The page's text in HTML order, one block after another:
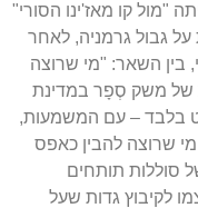
"מול קו מאז'ינו הסורי"
גבול גרמניה, לאחר
, בין השאר: "מי שרוצה
של משק סְפָר במדינת
בלבד – עם המשמעות,
מי שרוצה להבין כאפס
סוללות תותחים
לקיבוץ גדות שעל